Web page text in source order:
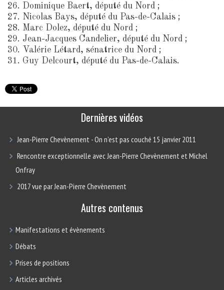
26. Dominique Baert, député du Nord ;
27. Nicolas Bays, député du Pas-de-Calais ;
28. Marc Dolez, député du Nord ;
29. Jean-Jacques Candelier, député du Nord ;
30. Valérie Létard, sénatrice du Nord ;
31. Guy Delcourt, député du Pas-de-Calais.
Dernières vidéos
Jean-Pierre Chevènement - On n’est pas couché 15 janvier 2011
Rencontre exceptionnelle avec Jean-Pierre Chevènement et Michel
Onfray
2017 vue par Jean-Pierre Chevènement
Autres contenus
Manifestations et évènements
Débats
Prises de positions
Articles archivés